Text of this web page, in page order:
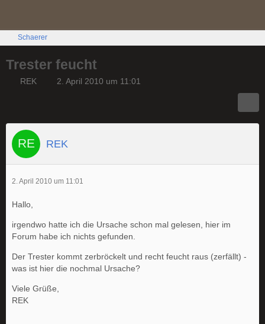
Schaerer
Trester feucht
REK 2. April 2010 um 11:01
REK
2. April 2010 um 11:01
Hallo,
irgendwo hatte ich die Ursache schon mal gelesen, hier im
Forum habe ich nichts gefunden.
Der Trester kommt zerbröckelt und recht feucht raus (zerfällt) -
was ist hier die nochmal Ursache?
Viele Grüße,
REK